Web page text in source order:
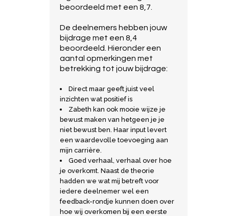
beoordeeld met een 8,7.
De deelnemers hebben jouw
bijdrage met een 8,4
beoordeeld. Hieronder een
aantal opmerkingen met
betrekking tot jouw bijdrage:
Direct maar geeft juist veel
inzichten wat positief is
Zabeth kan ook mooie wijze je
bewust maken van hetgeen je je
niet bewust ben. Haar input levert
een waardevolle toevoeging aan
mijn carrière.
Goed verhaal, verhaal over hoe
je overkomt. Naast de theorie
hadden we wat mij betreft voor
iedere deelnemer wel een
feedback-rondje kunnen doen over
hoe wij overkomen bij een eerste